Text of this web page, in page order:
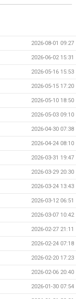
2026-08-01 09:27
2026-06-02 15:31
2026-05-16 15:53
2026-05-15 17:20
2026-05-10 18:50
2026-05-03 09:10
2026-04-30 07:38
2026-04-24 08:10
2026-03-31 19:47
2026-03-29 20:30
2026-03-24 13:43
2026-03-12 06:51
2026-03-07 10:42
2026-02-27 21:11
2026-02-24 07:18
2026-02-20 17:23
2026-02-06 20:40
2026-01-30 07:54